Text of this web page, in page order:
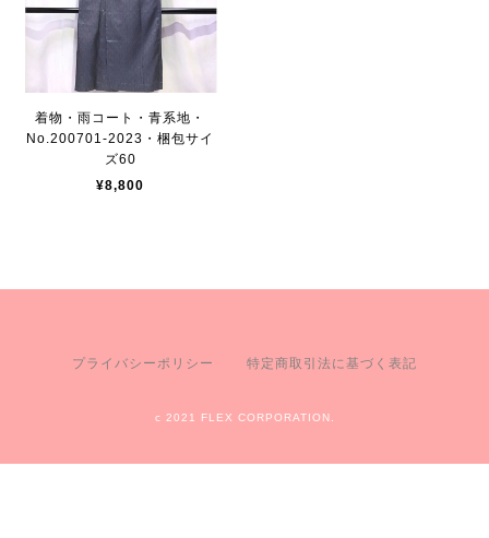
着物・雨コート・青系地・
No.200701-2023・梱包サイ
ズ60
¥8,800
プライバシーポリシー 特定商取引法に基づく表記
c 2021 FLEX CORPORATION.